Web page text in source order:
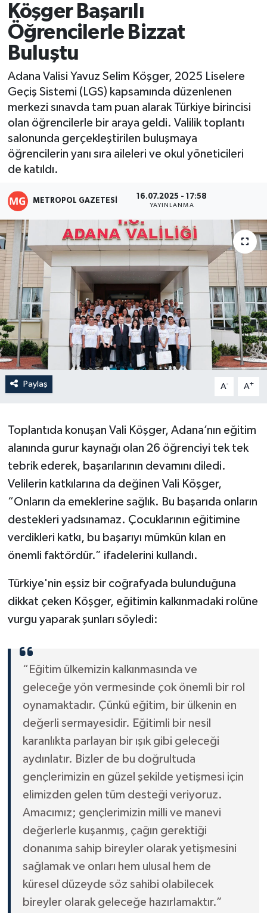
Köşger Başarılı
Öğrencilerle Bizzat
Buluştu
Adana Valisi Yavuz Selim Köşger, 2025 Liselere
Geçiş Sistemi (LGS) kapsamında düzenlenen
merkezi sınavda tam puan alarak Türkiye birincisi
olan öğrencilerle bir araya geldi. Valilik toplantı
salonunda gerçekleştirilen buluşmaya
öğrencilerin yanı sıra aileleri ve okul yöneticileri
de katıldı.
METROPOL GAZETESI 16.07.2025 - 17:58
YAYINLANMA
Paylaş A- A+
Toplantıda konuşan Vali Köşger, Adana’nın eğitim
alanında gurur kaynağı olan 26 öğrenciyi tek tek
tebrik ederek, başarılarının devamını diledi.
Velilerin katkılarına da değinen Vali Köşger,
“Onların da emeklerine sağlık. Bu başarıda onların
destekleri yadsınamaz. Çocuklarının eğitimine
verdikleri katkı, bu başarıyı mümkün kılan en
önemli faktördür.” ifadelerini kullandı.
Türkiye'nin eşsiz bir coğrafyada bulunduğuna
dikkat çeken Köşger, eğitimin kalkınmadaki rolüne
vurgu yaparak şunları söyledi:
“Eğitim ülkemizin kalkınmasında ve
geleceğe yön vermesinde çok önemli bir rol
oynamaktadır. Çünkü eğitim, bir ülkenin en
değerli sermayesidir. Eğitimli bir nesil
karanlıkta parlayan bir ışık gibi geleceği
aydınlatır. Bizler de bu doğrultuda
gençlerimizin en güzel şekilde yetişmesi için
elimizden gelen tüm desteği veriyoruz.
Amacımız; gençlerimizin milli ve manevi
değerlerle kuşanmış, çağın gerektiği
donanıma sahip bireyler olarak yetişmesini
sağlamak ve onları hem ulusal hem de
küresel düzeyde söz sahibi olabilecek
bireyler olarak geleceğe hazırlamaktır.”
Resmi İlanlar